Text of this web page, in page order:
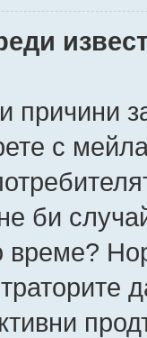
причини
с
би